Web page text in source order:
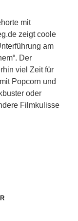
mit
zeigt coole
am
Der
viel Zeit für
Popcorn und
oder
Filmkulisse